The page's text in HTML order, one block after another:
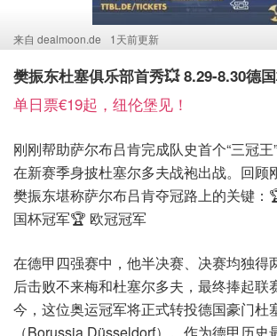
来自 dealmoon.de 1天前更新
樊振东杜塞俱乐部首秀💥 8.29-8.30德
单日票€19起，纽伦堡见！
刚刚帮助萨尔布吕肯完成队史首个“三冠
在新赛季身披杜塞尔多夫战袍出战。回顾
樊振东堪称萨尔布吕肯夺冠路上的关键：
国杯冠军🏆 欧冠冠军
在德甲四强赛中，他半决赛、决赛均独得
后击败不来梅和杜塞尔多夫，最终捧起联
今，这位奥运冠军将正式转投德国豪门杜